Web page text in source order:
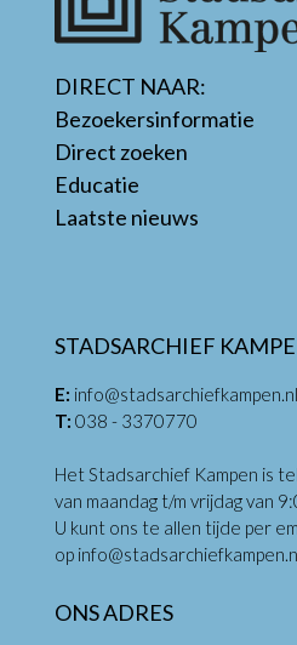
DIRECT NAAR:
Bezoekersinformatie
Direct zoeken
Educatie
Laatste nieuws
STADSARCHIEF
E: info@stadsarchiefkampen.nl
T: 038 - 3370770
Het Stadsarchief Kampen is
van maandag t/m vrijdag van
U kunt ons te allen tijde per
op
ONS ADRES